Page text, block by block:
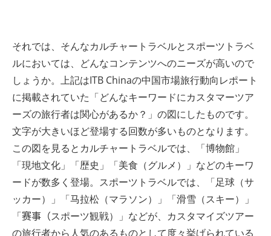
それでは、そんなカルチャートラベルとスポーツトラベ
ルにおいては、どんなコンテンツへのニーズが高いので
しょうか。上記はITB Chinaの中国市場旅行動向レポート
に掲載されていた「どんなキーワードにカスタマーツア
ーズの旅行者は関心があるか？」の図にしたものです。
文字が大きいほど登場する回数が多いものとなります。
この図を見るとカルチャートラベルでは、「博物館」
「現地文化」「歴史」「美食（グルメ）」などのキーワ
ードが数多く登場。スポーツトラベルでは、「足球（サ
ッカー）」「马拉松（マラソン）」「滑雪（スキー）」
「赛事（スポーツ観戦）」などが、カスタマイズツアー
の旅行者から人気のあるものとして度々挙げられている